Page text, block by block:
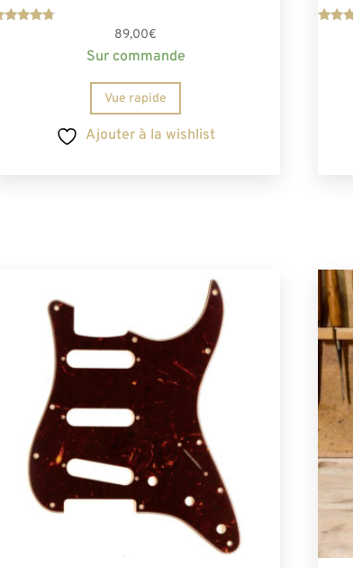
89,00€
Sur commande
Vue rapide
Ajouter à la wishlist